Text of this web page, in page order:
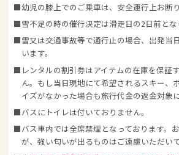
幼児の膝上でのご乗車は、安全運行上お断
雪不足の時の催行決定は滑走日の2日前とな
雪又は交通事故等で通行止の場合、出発当
います。
レンタルの割引券はアイテムの在庫を保証
ん。もし当日現地にて希望されるスキー、
イズがなかった場合も旅行代金の返金対象
バスにトイレは付いておりません。
バス車内では全席禁煙となっております。
が、強い匂いが出るものはご遠慮いただいて